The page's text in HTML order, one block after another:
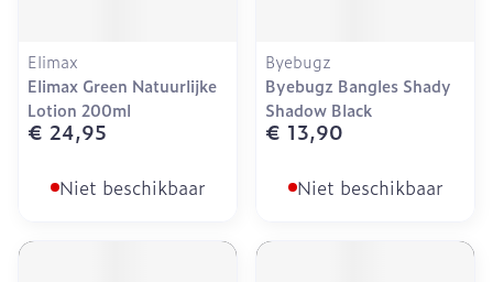
Elimax
Elimax Green Natuurlijke
Lotion 200ml
€ 24,95
Niet beschikbaar
Byebugz
Byebugz Bangles Shady
Shadow Black
€ 13,90
Niet beschikbaar